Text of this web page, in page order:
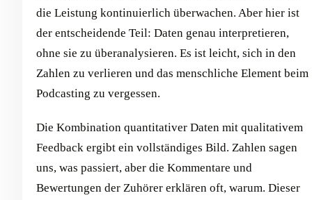
die Leistung kontinuierlich überwachen. Aber hier ist
der entscheidende Teil: Daten genau interpretieren,
ohne sie zu überanalysieren. Es ist leicht, sich in den
Zahlen zu verlieren und das menschliche Element beim
Podcasting zu vergessen.
Die Kombination quantitativer Daten mit qualitativem
Feedback ergibt ein vollständiges Bild. Zahlen sagen
uns, was passiert, aber die Kommentare und
Bewertungen der Zuhörer erklären oft, warum. Dieser